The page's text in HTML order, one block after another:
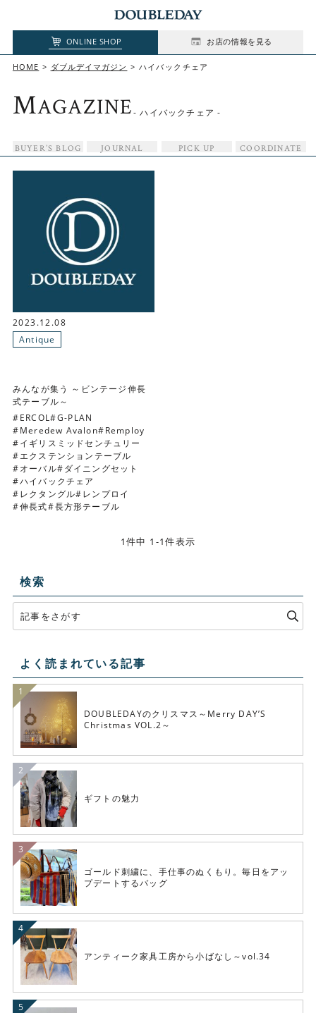
ONLINE SHOP お店の情報を見る
HOME ダブルデイマガジン ハイバックチェア
MAGAZINE- ハイバックチェア -
BUYER’S BLOG JOURNAL PICK UP COORDINATE
2023.12.08
Antique
みんなが集う ～ビンテージ伸長
式テーブル～
ERCOL
G-PLAN
Meredew Avalon
Remploy
イギリスミッドセンチュリー
エクステンションテーブル
オーバル
ダイニングセット
ハイバックチェア
レクタングル
レンプロイ
伸長式
長方形テーブル
1件中 1-1件表示
検索
よく読まれている記事
DOUBLEDAYのクリスマス～Merry DAY’S
Christmas VOL.2～
ギフトの魅力
ゴールド刺繍に、手仕事のぬくもり。毎日をアッ
プデートするバッグ
アンティーク家具工房から小ばなし～vol.34